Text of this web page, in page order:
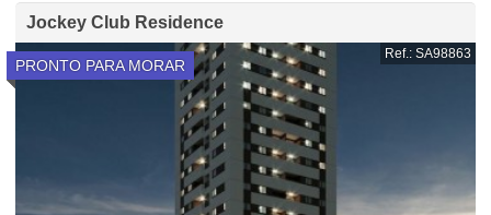
Jockey Club Residence
PRONTO PARA MORAR
Ref.: SA98863